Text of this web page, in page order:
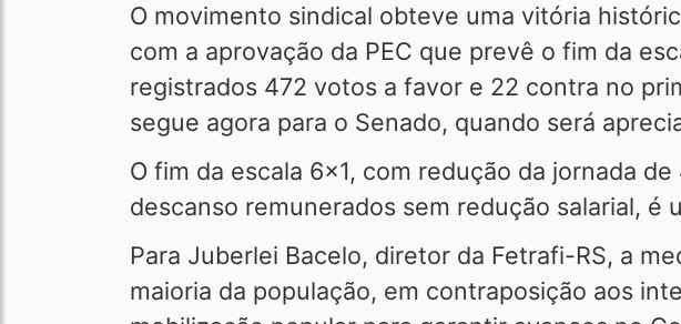
O movimento sindical obteve uma vitória
com a aprovação da PEC que prevê o fim da
registrados 472 votos a favor e 22 contra no
segue agora para o Senado, quando será
O fim da escala 6x1, com redução da jornada
descanso remunerados sem redução salarial, é
Para Juberlei Bacelo, diretor da Fetrafi-RS, a
maioria da população, em contraposição aos